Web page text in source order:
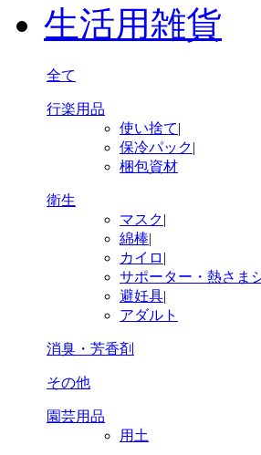
生活用雑貨
全て
行楽用品
使い捨て|
保冷パック|
梱包資材
衛生
マスク|
綿棒|
カイロ |
サポーター・熱さま
避妊具|
アダルト
消臭・芳香剤
その他
園芸用品
用土